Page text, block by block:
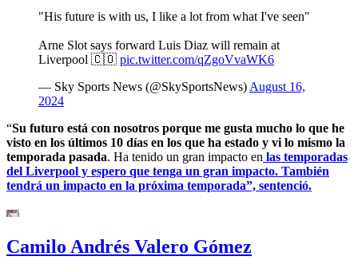
"His future is with us, I like a lot from what I've seen"
Arne Slot says forward Luis Diaz will remain at
Liverpool 🇨🇴 pic.twitter.com/qZgoVvaWK6
— Sky Sports News (@SkySportsNews) August 16,
2024
“Su futuro está con nosotros porque me gusta mucho lo que he
visto en los últimos 10 días en los que ha estado y vi lo mismo la
temporada pasada. Ha tenido un gran impacto en las temporadas
del Liverpool y espero que tenga un gran impacto. También
tendrá un impacto en la próxima temporada”, sentenció.
Camilo Andrés Valero Gómez